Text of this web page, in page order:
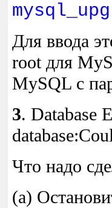
Для ввода
root для
MySQL с
3. Database
Что надо
(a)